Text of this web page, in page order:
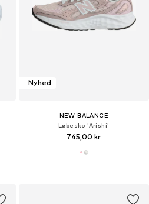
Nyhed
NEW BALANCE
Løbesko 'Arishi'
745,00 kr